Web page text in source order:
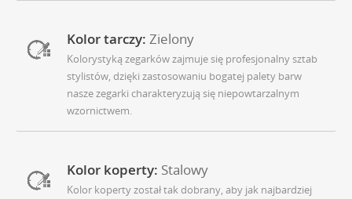
Kolor tarczy: Zielony
Kolorystyką zegarków zajmuje się profesjonalny sztab
stylistów, dzięki zastosowaniu bogatej palety barw
nasze zegarki charakteryzują się niepowtarzalnym
wzornictwem.
Kolor koperty: Stalowy
Kolor koperty został tak dobrany, aby jak najbardziej